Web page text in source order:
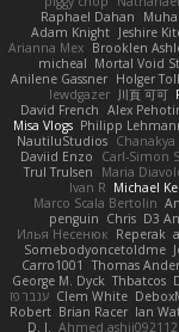
Raphael Dahan
Adam Knight Jeshire
Arianna Mex Brooklen
micheal Mortal Void
Anilene Gassner Holger
lewdgazer 川頁 可可
David French Alex
Misa Vlogs Philipp
NautiluStudios Chanakya
Daviid Enzo
Carl-Simon
Trul Trulsen
Maria
Ivan R Michael
Marco Scala Bertolin
penguin Chris D3
Илья Несенюк Reperak
Somebodyoncetoldme
Carro1001
Thomas
George M. Dyck Thbatcos
ענבר פז Clem White
Robert Brian Racer Ian
D. J.